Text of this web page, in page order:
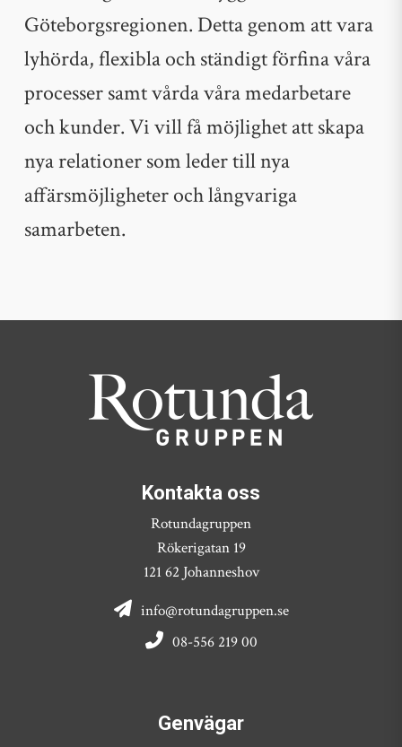
Göteborgsregionen. Detta genom att vara
lyhörda, flexibla och ständigt förfina våra
processer samt vårda våra medarbetare
och kunder. Vi vill få möjlighet att skapa
nya relationer som leder till nya
affärsmöjligheter och långvariga
samarbeten.
Kontakta oss
Rotundagruppen
Rökerigatan 19
121 62 Johanneshov
info@rotundagruppen.se
08-556 219 00
Genvägar